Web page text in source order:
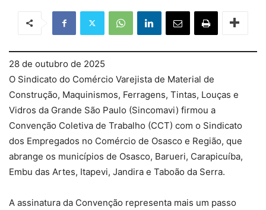
28 de outubro de 2025
O Sindicato do Comércio Varejista de Material de
Construção, Maquinismos, Ferragens, Tintas, Louças e
Vidros da Grande São Paulo (Sincomavi) firmou a
Convenção Coletiva de Trabalho (CCT) com o Sindicato
dos Empregados no Comércio de Osasco e Região, que
abrange os municípios de Osasco, Barueri, Carapicuíba,
Embu das Artes, Itapevi, Jandira e Taboão da Serra.
A assinatura da Convenção representa mais um passo